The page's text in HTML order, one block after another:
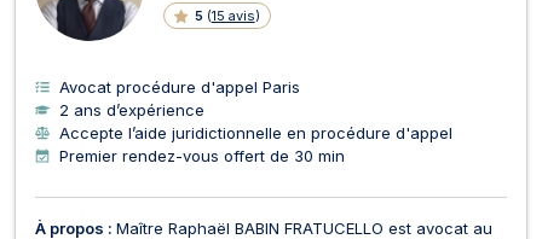
5 (15 avis)
Avocat procédure d'appel Paris
2 ans d’expérience
Accepte l’aide juridictionnelle en procédure d'appel
Premier rendez-vous offert de 30 min
À propos : Maître Raphaël BABIN FRATUCELLO est avocat au